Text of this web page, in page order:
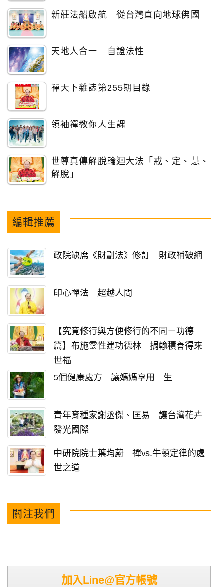
新莊法船啟航 從台灣直向地球佛國
天地人合一 自證法性
禪天下雜誌第255期目錄
領袖禪教你人生課
世尊真傳解脫輪迴大法「戒、定、慧、
解脫」
編輯推薦
政院缺席《財劃法》修訂 財政補破網
印心禪法 超越人間
【究竟修行與方便修行的不同－功德
篇】布施靈性建功德林 捐輸積善得來
世福
5個健康處方 讓媽媽享用一生
青年育種家謝丞傑、匡易 讓台灣花卉
發光國際
中研院院士葉均蔚 禪vs.牛頓定律的處
世之道
關注我們
加入Line@官方帳號